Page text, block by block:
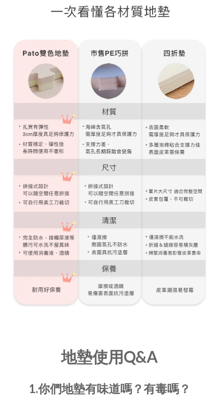
地墊使用Q&A
1.你們地墊有味道嗎？有毒嗎？